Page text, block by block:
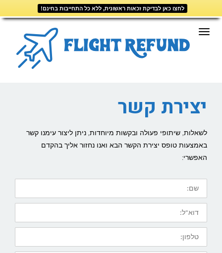
לחצו כאן לבדיקת זכאות ראשונית, ללא כל התחייבות בחינם!
לתוכן
תפריט
יצירת קשר
לשאלות, שיתופי פעולה ובקשות מיוחדות, ניתן ליצור עימנו קשר
באמצעות טופס יצירת הקשר הבא ואנו נחזור אליך בהקדם
האפשרי:
שם:
דוא"ל:
טלפון: